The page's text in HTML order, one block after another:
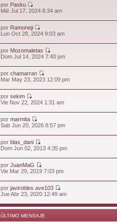
por Pasku
Mié Jul 17, 2024 8:34 am
por Ramoneji
Lun Oct 28, 2024 9:03 am
por Mozomaletas
Dom Jul 14, 2024 7:40 pm
porchamarran
Mar May 23, 2023 12:09 pm
porsekim
Vie Nov 22, 2024 1:31 am
pormarmita
Sab Jun 20, 2026 8:57 pm
porblas_dani
Dom Jun 02, 2013 4:35 pm
porJuanMaG
Vie Mar 29, 2019 7:03 pm
porjavirobles ave103
Jue Abr 23, 2020 12:49 am
ÚLTIMO MENSAJE